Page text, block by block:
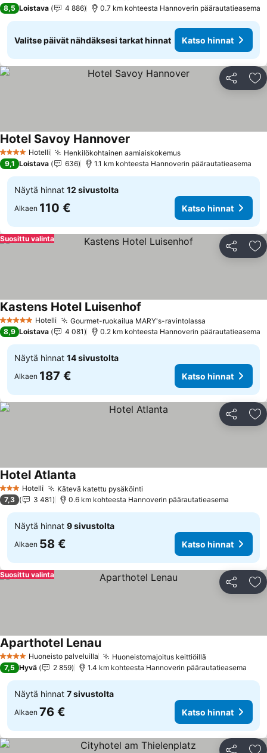
8,5 Loistava 4 886 0.7 km kohteesta Hannoverin päärautatieasema
Valitse päivät nähdäksesi tarkat hinnat Katso hinnat
Jaa
4 Tähtiluokitus
Hotelli Henkilökohtainen aamiaiskokemusKatso hinnat
Hotel Savoy Hannover
9,1 Loistava 636 1.1 km kohteesta Hannoverin päärautatieasema
Näytä hinnat 12 sivustolta
Alkaen 110 € Katso hinnat
Jaa
Suosittu valinta
5 Tähtiluokitus
Hotelli Gourmet-ruokailua MARY's-ravintolassa
Kastens Hotel Luisenhof
8,9 Loistava 4 081 0.2 km kohteesta Hannoverin päärautatieasema
Näytä hinnat 14 sivustolta
Alkaen 187 € Katso hinnat
Jaa
3 Tähtiluokitus
Hotelli Kätevä katettu pysäköinti
Hotel Atlanta
7,3 3 481 0.6 km kohteesta Hannoverin päärautatieasema
Näytä hinnat 9 sivustolta
Alkaen 58 € Katso hinnat
Jaa
Suosittu valinta
4 TähtiluokitusHuoneisto palveluilla Huoneistomajoitus keittiöillä
Aparthotel LenauKatso hinnat
7,5 Hyvä 2 859 1.4 km kohteesta Hannoverin päärautatieasema
Näytä hinnat 7 sivustolta
Alkaen 76 € Katso hinnat